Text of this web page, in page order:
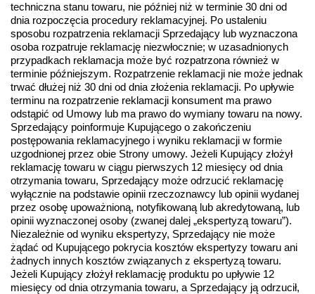
techniczna stanu towaru, nie później niż w terminie 30 dni od
dnia rozpoczęcia procedury reklamacyjnej. Po ustaleniu
sposobu rozpatrzenia reklamacji Sprzedający lub wyznaczona
osoba rozpatruje reklamację niezwłocznie; w uzasadnionych
przypadkach reklamacja może być rozpatrzona również w
terminie późniejszym. Rozpatrzenie reklamacji nie może jednak
trwać dłużej niż 30 dni od dnia złożenia reklamacji. Po upływie
terminu na rozpatrzenie reklamacji konsument ma prawo
odstąpić od Umowy lub ma prawo do wymiany towaru na nowy.
Sprzedający poinformuje Kupującego o zakończeniu
postępowania reklamacyjnego i wyniku reklamacji w formie
uzgodnionej przez obie Strony umowy. Jeżeli Kupujący złożył
reklamację towaru w ciągu pierwszych 12 miesięcy od dnia
otrzymania towaru, Sprzedający może odrzucić reklamację
wyłącznie na podstawie opinii rzeczoznawcy lub opinii wydanej
przez osobę upoważnioną, notyfikowaną lub akredytowaną, lub
opinii wyznaczonej osoby (zwanej dalej „ekspertyzą towaru”).
Niezależnie od wyniku ekspertyzy, Sprzedający nie może
żądać od Kupującego pokrycia kosztów ekspertyzy towaru ani
żadnych innych kosztów związanych z ekspertyzą towaru.
Jeżeli Kupujący złożył reklamację produktu po upływie 12
miesięcy od dnia otrzymania towaru, a Sprzedający ją odrzucił,